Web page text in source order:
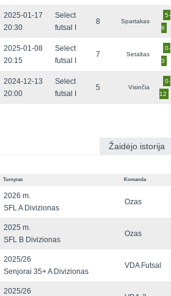
2025-01-17
20:30
Select
futsal I
8 Spartakas
5-
6
2025-01-08
20:15
Select
futsal I
7 Setaltas
0-
3
2024-12-13
20:00
Select
futsal I
5 Visinčia
0-
12
Žaidėjo istorija
Turnyras Komanda
2026 m.
SFL A Divizionas
Ozas
2025 m.
SFL B Divizionas
Ozas
2025/26
Senjorai 35+ A Divizionas
VDA Futsal
2025/26